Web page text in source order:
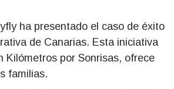
ha presentado el caso de éxito
de Canarias. Esta iniciativa
Kilómetros por Sonrisas, ofrece
familias.